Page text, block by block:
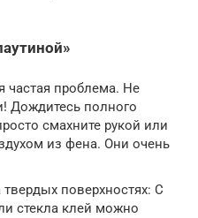
частая проблема. Не
Дождитесь полного
смахните рукой или
из фена. Они очень
поверхностях: С
стекла клей можно